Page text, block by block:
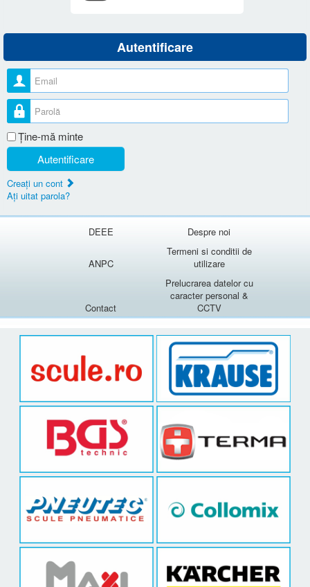
Autentificare
Nume utilizator
Parolă
Ţine-mă minte
Autentificare
Creaţi un cont
Aţi uitat parola?
DEEE Despre noi
ANPC
Termeni si conditii de
utilizare
Contact
Prelucrarea datelor cu
caracter personal &
CCTV